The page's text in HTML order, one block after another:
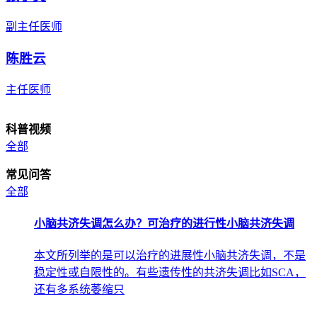
副主任医师
陈胜云
主任医师
科普视频
全部
常见问答
全部
小脑共济失调怎么办？可治疗的进行性小脑共济失调
本文所列举的是可以治疗的进展性小脑共济失调，不是
稳定性或自限性的。有些遗传性的共济失调比如SCA，
还有多系统萎缩只